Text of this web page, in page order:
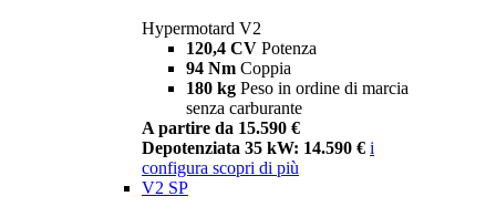
Hypermotard V2
120,4 CV Potenza
94 Nm Coppia
180 kg Peso in ordine di marcia
senza carburante
A partire da 15.590 €
Depotenziata 35 kW: 14.590 € i
configura scopri di più
V2 SP